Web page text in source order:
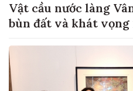
Vật cầu nước làng
bùn đất và khát vọng